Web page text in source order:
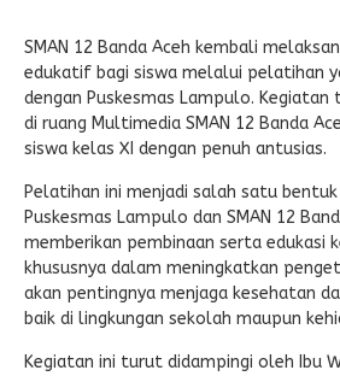
SMAN 12 Banda Aceh kembali
edukatif bagi siswa melalui pelatihan
dengan Puskesmas Lampulo.
di ruang Multimedia SMAN 12 Banda
siswa kelas XI dengan penuh antusias.
Pelatihan ini menjadi salah satu
Puskesmas Lampulo dan SMAN 12
memberikan pembinaan serta edukasi
khususnya dalam meningkatkan
akan pentingnya menjaga kesehatan
baik di lingkungan sekolah maupun
Kegiatan ini turut didampingi oleh Ibu